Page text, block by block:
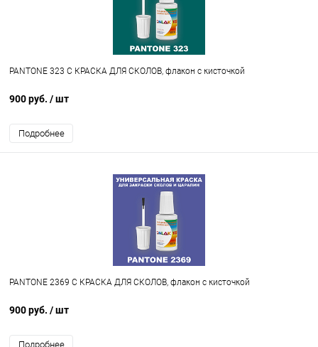
PANTONE 323 C КРАСКА ДЛЯ СКОЛОВ, флакон с кисточкой
900 руб. / шт
Подробнее
PANTONE 2369 C КРАСКА ДЛЯ СКОЛОВ, флакон с кисточкой
900 руб. / шт
Подробнее